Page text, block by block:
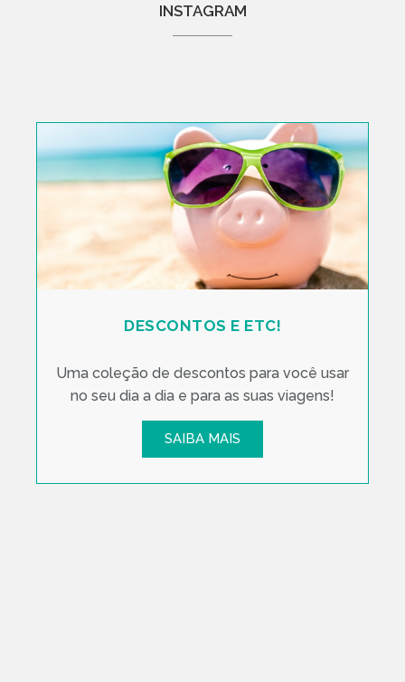
INSTAGRAM
DESCONTOS E ETC!
Uma coleção de descontos para você usar
no seu dia a dia e para as suas viagens!
SAIBA MAIS